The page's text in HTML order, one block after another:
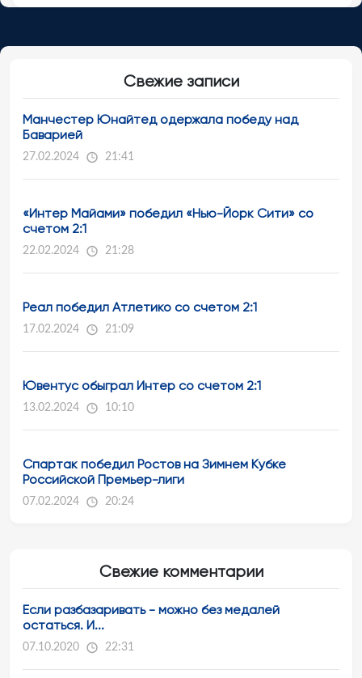
Свежие записи
Манчестер Юнайтед одержала победу над
Баварией
27.02.2024 21:41
«Интер Майами» победил «Нью-Йорк Сити» со
счетом 2:1
22.02.2024 21:28
Реал победил Атлетико со счетом 2:1
17.02.2024 21:09
Ювентус обыграл Интер со счетом 2:1
13.02.2024 10:10
Спартак победил Ростов на Зимнем Кубке
Российской Премьер-лиги
07.02.2024 20:24
Свежие комментарии
Если разбазаривать - можно без медалей
остаться. И...
07.10.2020 22:31